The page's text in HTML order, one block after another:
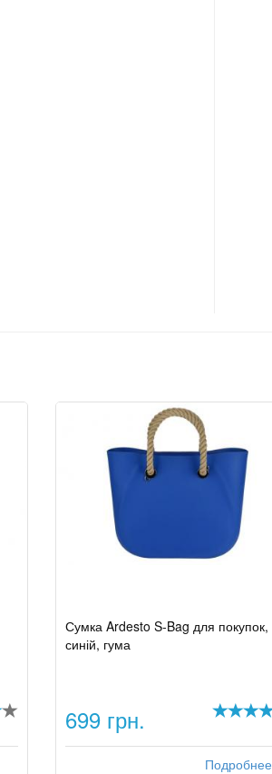
Сумка Ardesto S-Bag для покупок,
синій, гума
699 грн.
Подробнее